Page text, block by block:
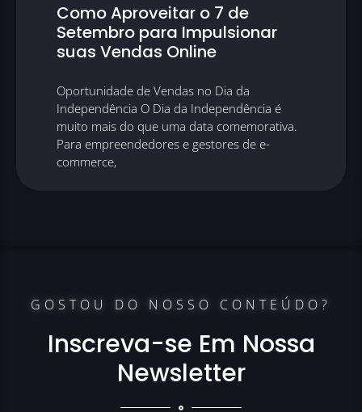
Como Aproveitar o 7 de
Setembro para Impulsionar
suas Vendas Online
Oportunidade de Vendas no Dia da
Independência O Dia da Independência é
muito mais do que uma data comemorativa.
Para empreendedores e gestores de e-
commerce,
GOSTOU DO NOSSO CONTEÚDO?
Inscreva-se Em Nossa
Newsletter